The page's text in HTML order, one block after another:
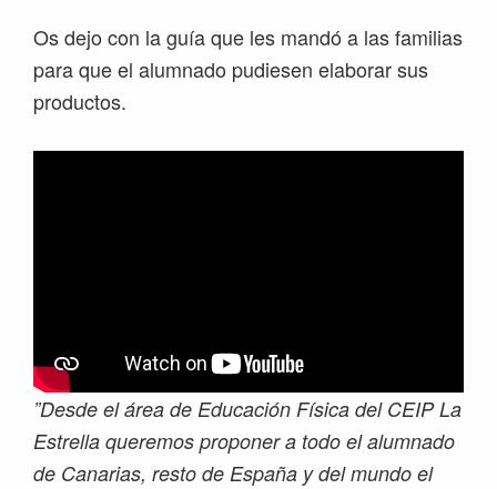
Os dejo con la guía que les mandó a las familias
para que el alumnado pudiesen elaborar sus
productos.
”Desde el área de Educación Física del CEIP La
Estrella queremos proponer a todo el alumnado
de Canarias, resto de España y del mundo el